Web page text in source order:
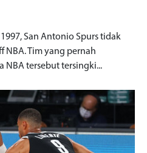
San Antonio Spurs tidak
NBA. Tim yang pernah
NBA tersebut tersingki...